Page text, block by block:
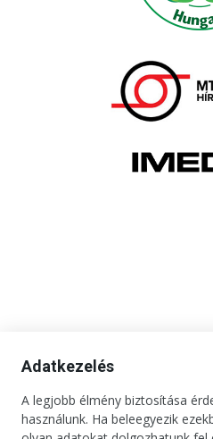
Adatkezelés
A legjobb élmény biztosítása
használunk. Ha beleegyezik